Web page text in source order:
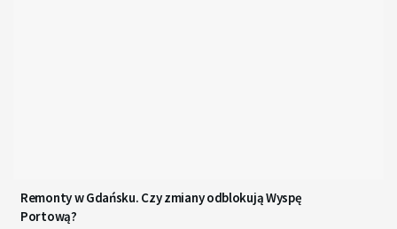
Remonty w Gdańsku. Czy zmiany odblokują Wyspę
Portową?